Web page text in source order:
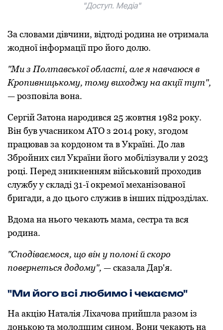
"Доступ. Медіа"
За словами дівчини, відтоді родина не отримала
жодної інформації про його долю.
"Ми з Полтавської області, але я навчаюся в
Кропивницькому, тому виходжу на акції тут",
— розповіла вона.
Сергій Затона народився 25 жовтня 1982 року.
Він був учасником АТО з 2014 року, згодом
працював за кордоном та в Україні. До лав
Збройних сил України його мобілізували у 2023
році. Перед зникненням військовий проходив
службу у складі 31-ї окремої механізованої
бригади, а до цього служив в інших підрозділах.
Вдома на нього чекають мама, сестра та вся
родина.
"Сподіваємося, що він у полоні й скоро
повернеться додому", — сказала Дар'я.
"Ми його всі любимо і чекаємо"
На акцію Наталія Ліхачова прийшла разом із
донькою та молодшим сином. Вони чекають на